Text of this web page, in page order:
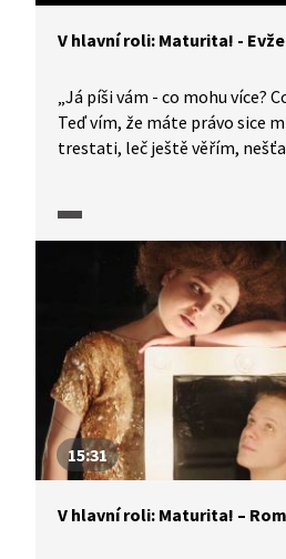
V hlavní roli: Maturita! -
„Já píši vám - co mohu více? Co ještě mohu dodati?
Teď vím, že máte právo sice mne pohrdáním
trestati, leč ještě věřím, nešťastnice, že mne váš
společnost 1. poloviny 19.
i na venkově. Jak
Evžen Oněgin? V originálním
postavu Oněgina samotné
15:31
V hlavní roli: Maturita! –